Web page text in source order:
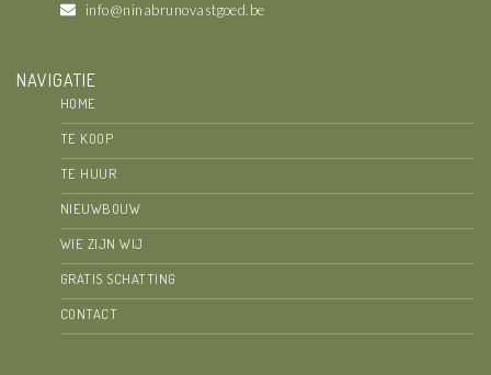
info@ninabrunovastgoed.be
NAVIGATIE
HOME
TE KOOP
TE HUUR
NIEUWBOUW
WIE ZIJN WIJ
GRATIS SCHATTING
CONTACT